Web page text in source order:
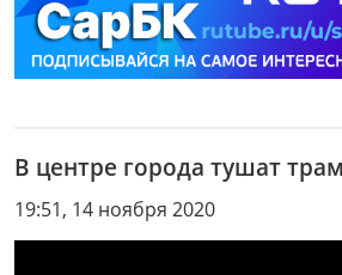
В центре города тушат
19:51, 14 ноября 2020